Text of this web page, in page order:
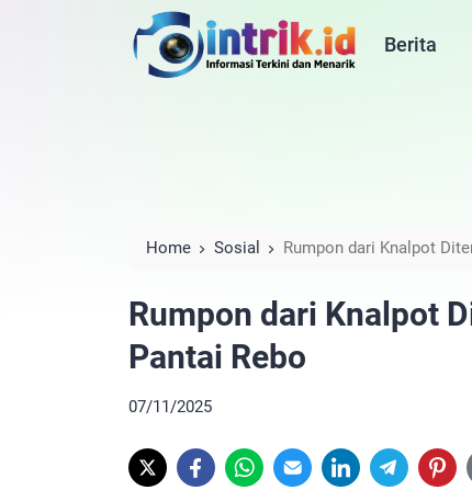
Berita
Home Sosial Rumpon dari Knalpot
Rumpon dari Knalpot
Pantai Rebo
07/11/2025